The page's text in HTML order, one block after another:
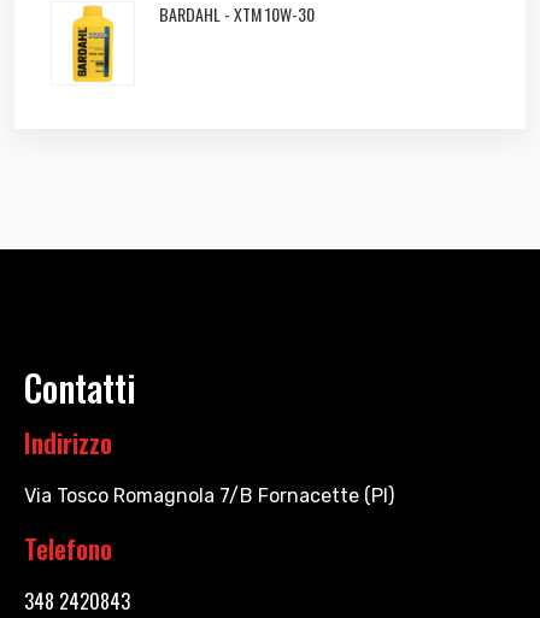
BARDAHL - XTM 10W-30
Contatti
Indirizzo
Via Tosco Romagnola 7/B Fornacette (PI)
Telefono
348 2420843